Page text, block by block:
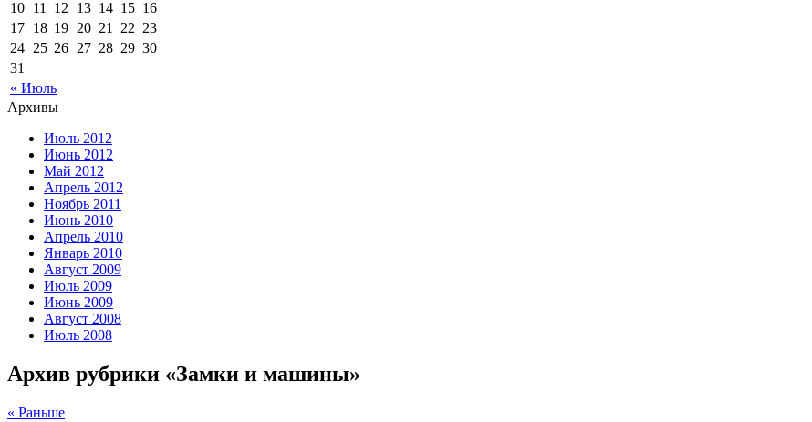
« Июль
10 11 12 13 14 15 16
17 18 19 20 21 22 23
24 25 26 27 28 29 30
31
Архивы
Июль 2012
Июнь 2012
Май 2012
Апрель 2012
Ноябрь 2011
Июнь 2010
Апрель 2010
Январь 2010
Август 2009
Июль 2009
Июнь 2009
Август 2008
Июль 2008
Архив рубрики «Замки и машины»
« Раньше